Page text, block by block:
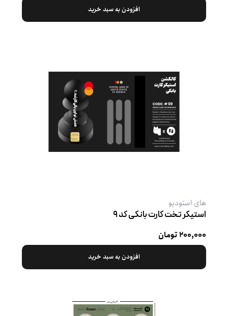
افزودن به سبد خرید
های استودیو
استیکر تخت کارت بانکی کد ۹
۲۰۰,۰۰۰ تومان
افزودن به سبد خرید